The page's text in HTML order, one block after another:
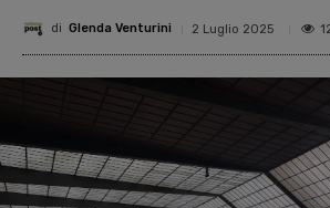
di Glenda Venturini 2 Luglio 2025